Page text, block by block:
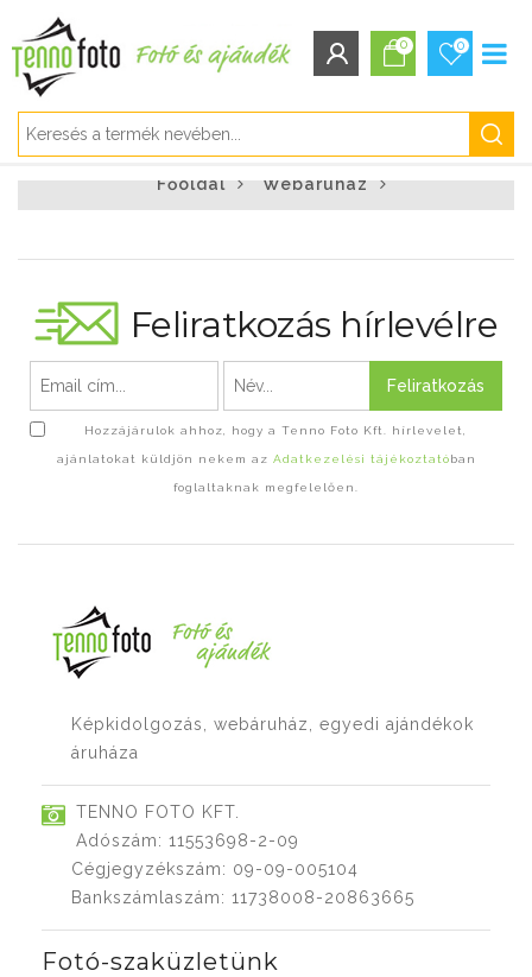
0 0
Főoldal Webáruház
Feliratkozás hírlevélre
Feliratkozás
Hozzájárulok ahhoz, hogy a Tenno Foto Kft. hírlevelet,
ajánlatokat küldjön nekem az Adatkezelési tájékoztatóban
foglaltaknak megfelelően.
Képkidolgozás, webáruház, egyedi ajándékok
áruháza
TENNO FOTO KFT.
Adószám: 11553698-2-09
Cégjegyzékszám: 09-09-005104
Bankszámlaszám: 11738008-20863665
Fotó-szaküzletünk